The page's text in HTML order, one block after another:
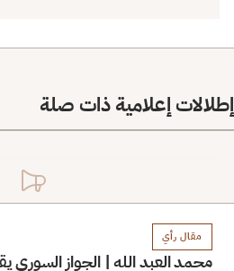
إطلالات إعلامية ذات صلة
مقال رأي
محمد العبد الله | الجواز السوري